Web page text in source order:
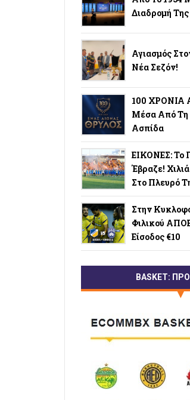
Διαδρομή
Αγιασμός
Νέα Σεζόν!
100 ΧΡΟΝΙΑ
Μέσα Από Τη
Ασπίδα
ΕΙΚΟΝΕΣ: Το
Έβραζε!
Στο Πλευρό
Στην
Φιλικού
Είσοδος €10
BASKET: